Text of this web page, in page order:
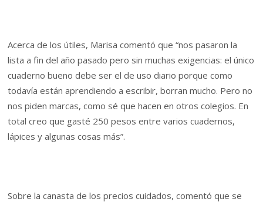
Acerca de los útiles, Marisa comentó que “nos pasaron la
lista a fin del año pasado pero sin muchas exigencias: el único
cuaderno bueno debe ser el de uso diario porque como
todavía están aprendiendo a escribir, borran mucho. Pero no
nos piden marcas, como sé que hacen en otros colegios. En
total creo que gasté 250 pesos entre varios cuadernos,
lápices y algunas cosas más”.
Sobre la canasta de los precios cuidados, comentó que se